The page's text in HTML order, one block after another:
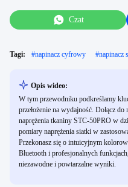
Czat
Tagi: #napinacz cyfrowy #napinacz
Opis wideo:
W tym przewodniku podkreślamy
przełożenie na wydajność. Dołącz
naprężenia tkaniny STC-50PRO w
pomiary naprężenia siatki w
Przekonasz się o intuicyjnym
Bluetooth i profesjonalnych
niezawodne i powtarzalne wyniki.